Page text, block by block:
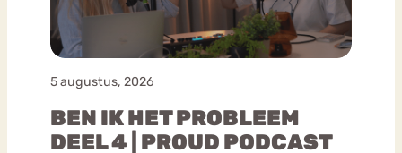
5 augustus, 2026
BEN IK HET PROBLEEM
DEEL 4 | PROUD PODCAST